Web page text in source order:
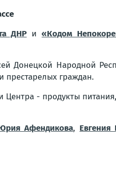
ДНР и«Кодом
Донецкой Народной
престарелых граждан.
Центра - продукты
Афендикова, Евгения